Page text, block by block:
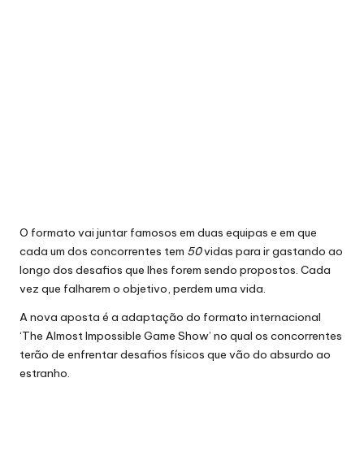
O formato vai juntar famosos em duas equipas e em que
cada um dos concorrentes tem 50vidas para ir gastando ao
longo dos desafios que lhes forem sendo propostos. Cada
vez que falharem o objetivo, perdem uma vida.
A nova aposta é a adaptação do formato internacional
‘The Almost Impossible Game Show’ no qual os concorrentes
terão de enfrentar desafios físicos que vão do absurdo ao
estranho.